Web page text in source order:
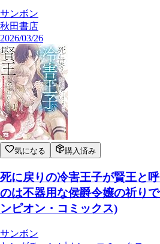
サンボン
秋田書店
2026/03/26
気になる 購入済み
死に戻りの冷害王子が賢王と
のは不器用な侯爵令嬢の祈り
ンピオン・コミックス)
サンボン